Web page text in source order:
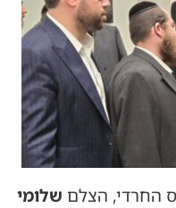
החרדי, הצלם שלומי